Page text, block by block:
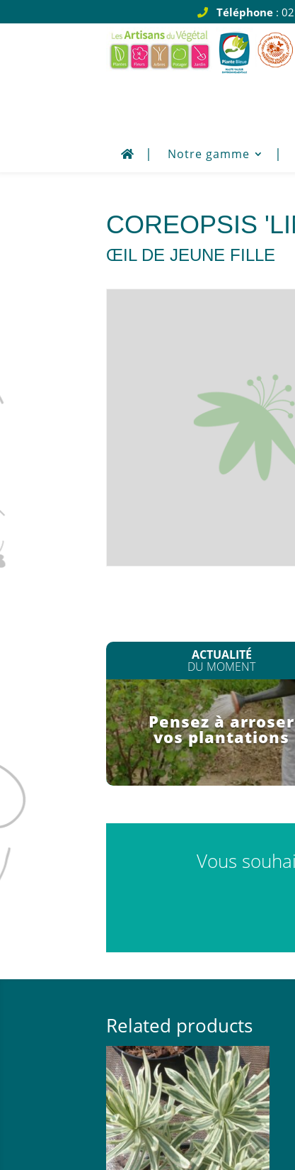
Téléphone: 02
Notre gamme
COREOPSIS
ŒIL DE JEUNE FILLE
ACTUALITÉ
DU MOMENT
Pensez à arroser
vos plantations
Vous
Related products